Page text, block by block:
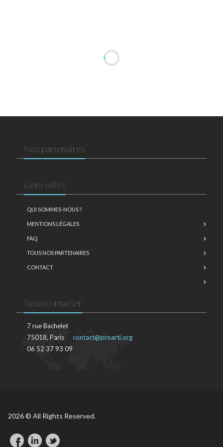
Nos partenaires
Liens utiles
QUI SOMMES-NOUS ?
MENTIONS LÉGALES
FAQ
TOUS NOS PARTENAIRES
CONTACT
Nous contacter
7 rue Bachelet
75018, Paris
06 52 37 93 09
contact@proarti.org
2026 © All Rights Reserved.